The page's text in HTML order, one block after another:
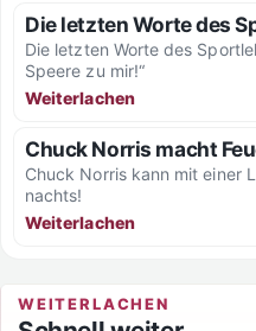
Die letzten Worte des
Die letzten Worte des
Speere zu mir!“
Weiterlachen
Chuck Norris macht
Chuck Norris kann mit einer
nachts!
Weiterlachen
WEITERLACHEN